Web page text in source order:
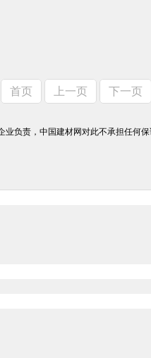
首页 上一页 下一页
负责，中国建材网对此不承担任